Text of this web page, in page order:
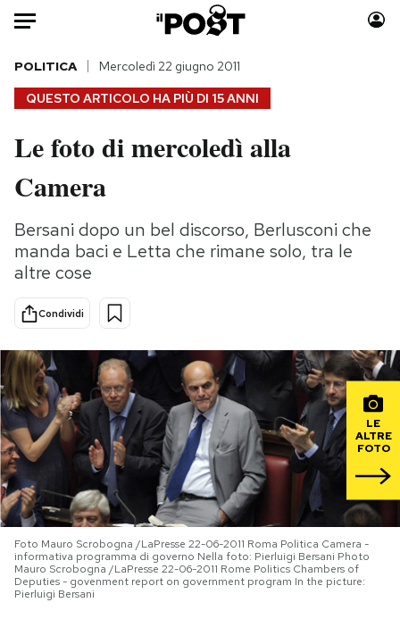
Auto
HOME
Italia
Politica
Tecnologia
Internet
Scienza
Cultura
Economia
Moda
Storie/Idee
Ok Boomer!
Mondiali calcio 2026
PODCAST
NEWSLETTER
I MIEI PREFERITI
QUESTO ARTICOLO HA PIÙ DI 15 ANNI
POLITICA Mercoledì 22 giugno 2011
Le foto di mercoledì alla
Camera
Bersani dopo un bel discorso, Berlusconi che
manda baci e Letta che rimane solo, tra le
altre cose
Condividi
LE
ALTRE
FOTO
Foto Mauro Scrobogna /LaPresse 22-06-2011 Roma Politica Camera -
informativa programma di governo Nella foto: Pierluigi Bersani Photo
Mauro Scrobogna /LaPresse 22-06-2011 Rome Politics Chambers of
Deputies - govenment report on government program In the picture:
Pierluigi Bersani